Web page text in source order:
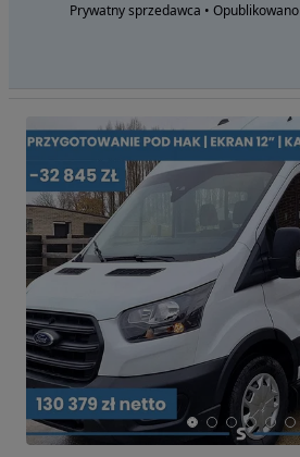
Prywatny sprzedawca • Opublikowano